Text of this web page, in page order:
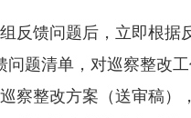
馈问题后，立即根据
题清单，对巡察整改
察整改方案（送审稿